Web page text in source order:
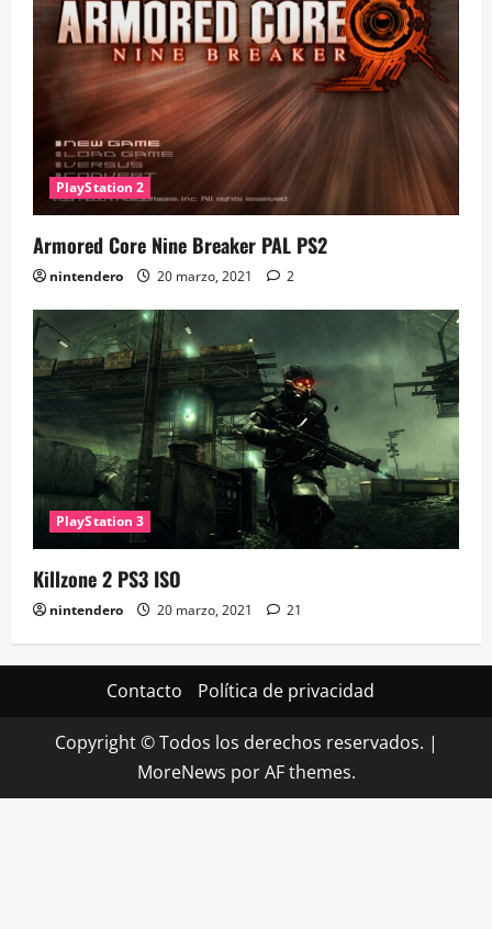
PlayStation 2
Armored Core Nine Breaker PAL PS2
nintendero 20 marzo, 2021 2
PlayStation 3
Killzone 2 PS3 ISO
nintendero 20 marzo, 2021 21
Contacto Política de privacidad
Copyright © Todos los derechos reservados. |
MoreNews por AF themes.